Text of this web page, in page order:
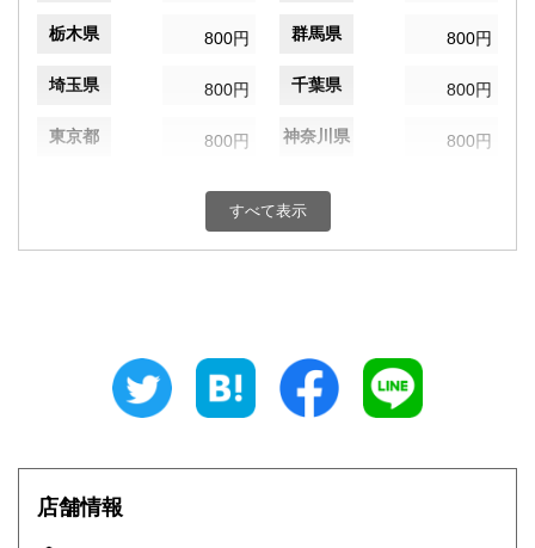
栃木県 800円 群馬県 800円
埼玉県 800円 千葉県 800円
東京都 800円 神奈川県 800円
800円 富山県
800円 三重県
大阪府
すべて表示
店舗情報